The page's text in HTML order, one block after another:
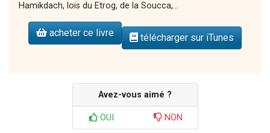
Hamikdach, lois du Etrog, de la Soucca,...
acheter ce livre télécharger sur iTunes
Avez-vous aimé ?
OUI NON